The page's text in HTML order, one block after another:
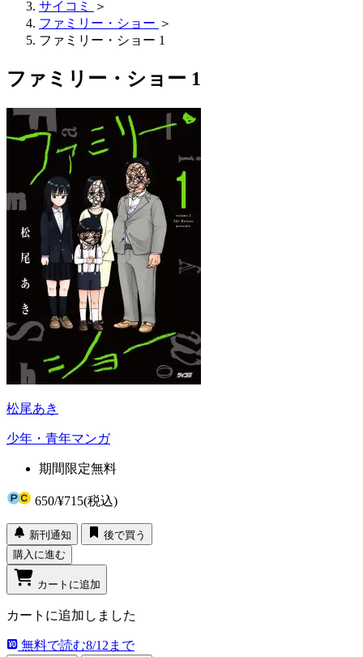
サイコミ
＞
ファミリー・ショー ＞
ファミリー・ショー 1
ファミリー・ショー 1
松尾あき
少年・青年マンガ
期間限定無料
650/¥715(税込)
新刊通知
後で買う
購入に進む
カートに追加
カートに追加しました
無料で読む8/12まで